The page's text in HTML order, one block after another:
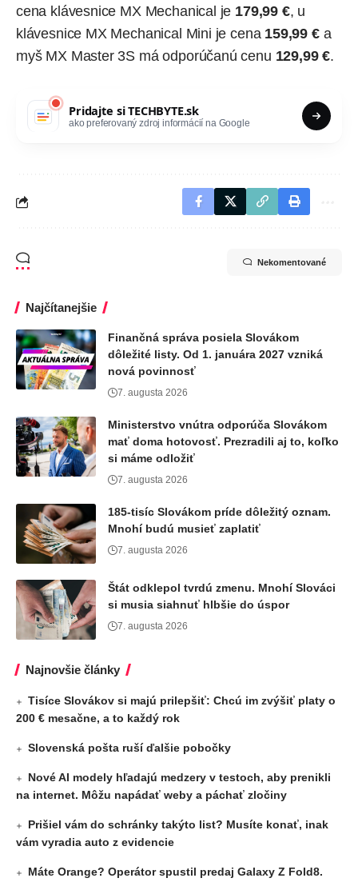
cena klávesnice MX Mechanical je 179,99 €, u
klávesnice MX Mechanical Mini je cena 159,99 €a
myš MX Master 3S má odporúčanú cenu 129,99 €.
Pridajte siTECHBYTE.sk
ako preferovaný zdroj informácií na Google
Nekomentované
Najčítanejšie
Finančná správa posiela Slovákom
dôležité listy. Od 1. januára 2027 vzniká
nová povinnosť
7. augusta 2026
Ministerstvo vnútra odporúča Slovákom
mať doma hotovosť. Prezradili aj to, koľko
si máme odložiť
7. augusta 2026
185-tisíc Slovákom príde dôležitý oznam.
Mnohí budú musieť zaplatiť
7. augusta 2026
Štát odklepol tvrdú zmenu. Mnohí Slováci
si musia siahnuť hlbšie do úspor
7. augusta 2026
Najnovšie články
Tisíce Slovákov si majú prilepšiť: Chcú im zvýšiť platy o
200 € mesačne, a to každý rok
Slovenská pošta ruší ďalšie pobočky
Nové AI modely hľadajú medzery v testoch, aby prenikli
na internet. Môžu napádať weby a páchať zločiny
Prišiel vám do schránky takýto list? Musíte konať, inak
vám vyradia auto z evidencie
Máte Orange? Operátor spustil predaj Galaxy Z Fold8.